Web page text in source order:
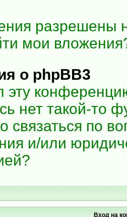
разрешены
мои
о phpBB3
эту
нет такой-то
по
и/или
Вход на